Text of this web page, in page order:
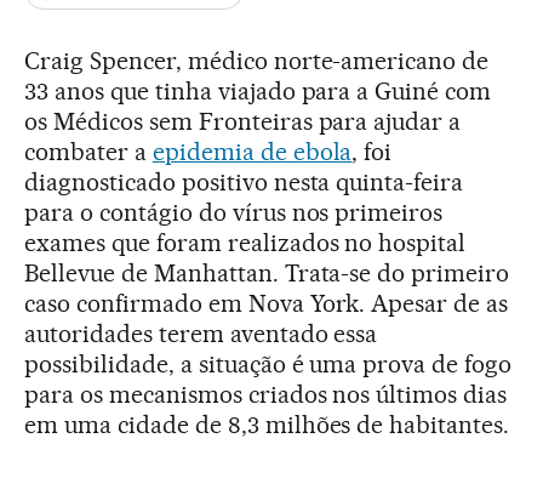
Craig Spencer, médico norte-americano de
33 anos que tinha viajado para a Guiné com
os Médicos sem Fronteiras para ajudar a
combater a epidemia de ebola, foi
diagnosticado positivo nesta quinta-feira
para o contágio do vírus nos primeiros
exames que foram realizados no hospital
Bellevue de Manhattan. Trata-se do primeiro
caso confirmado em Nova York. Apesar de as
autoridades terem aventado essa
possibilidade, a situação é uma prova de fogo
para os mecanismos criados nos últimos dias
em uma cidade de 8,3 milhões de habitantes.